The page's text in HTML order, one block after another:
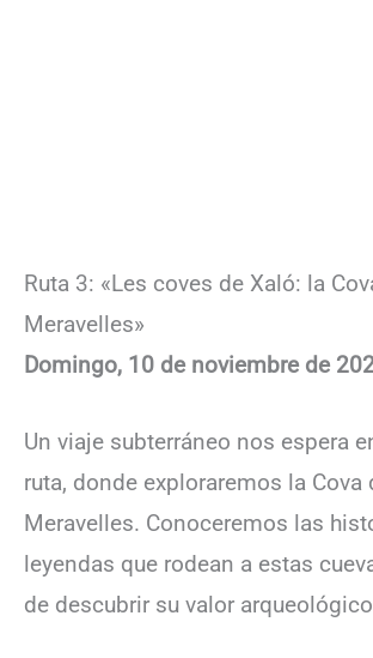
Ruta 3: «Les coves de Xaló: la
Meravelles»
Domingo, 10 de noviembre de
Un viaje subterráneo nos espera
ruta, donde exploraremos la Cova
Meravelles. Conoceremos las
leyendas que rodean a estas
de descubrir su valor